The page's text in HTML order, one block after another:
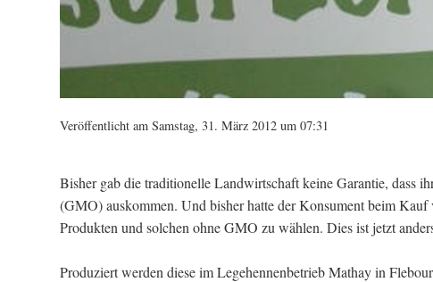
Veröffentlicht am Samstag, 31. März 2012 um 07:31
Bisher gab die traditionelle Landwirtschaft keine Garantie, dass
(GMO) auskommen. Und bisher hatte der Konsument beim
Produkten und solchen ohne GMO zu wählen. Dies ist jetzt
Produziert werden diese im Legehennenbetrieb Mathay in